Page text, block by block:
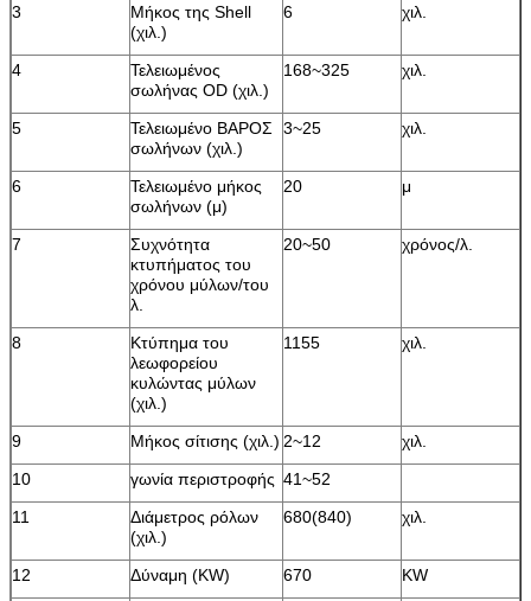
3
Μήκος της Shell
(χιλ.)
6 χιλ.
4
Τελειωμένος
σωλήνας OD (χιλ.)
168~325 χιλ.
5
Τελειωμένο ΒΑΡΟΣ
σωλήνων (χιλ.)
3~25 χιλ.
6
Τελειωμένο μήκος
σωλήνων (μ)
20 μ
7
Συχνότητα
κτυπήματος του
χρόνου μύλων/του
λ.
20~50 χρόνος/λ.
8
Κτύπημα του
λεωφορείου
κυλώντας μύλων
(χιλ.)
1155 χιλ.
9 Μήκος σίτισης (χιλ.) 2~12
χιλ.
10
γωνία περιστροφής 41~52
11
Διάμετρος ρόλων
(χιλ.)
680(840) χιλ.
12 Δύναμη (KW) 670
KW